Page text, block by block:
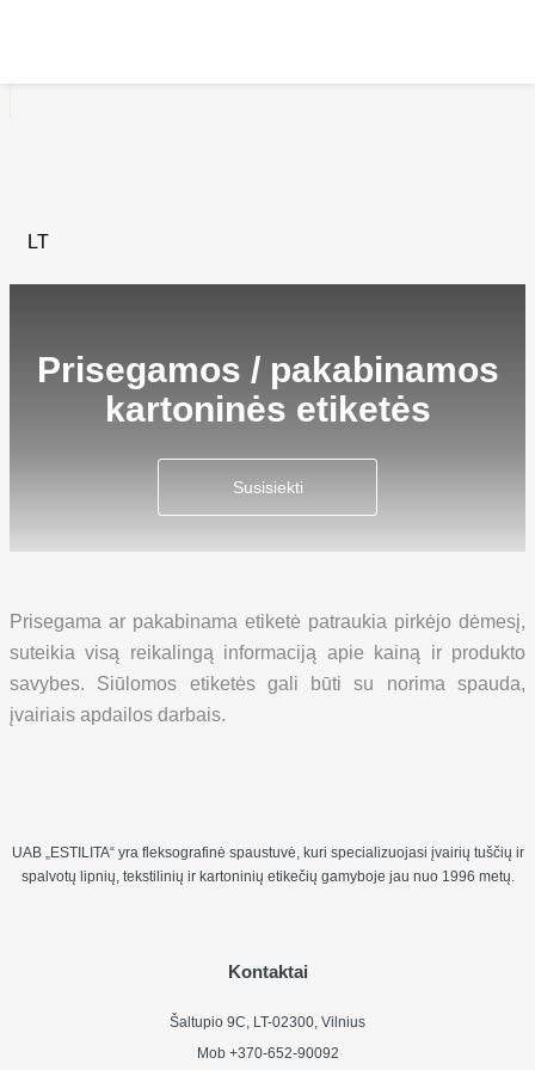
Prisegamos / pakabinamos
kartoninės etiketės
Susisiekti
Prisegama ar pakabinama etiketė patraukia pirkėjo dėmesį,
suteikia visą reikalingą informaciją apie kainą ir produkto
savybes. Siūlomos etiketės gali būti su norima spauda,
įvairiais apdailos darbais.
UAB „ESTILITA“ yra fleksografinė spaustuvė, kuri specializuojasi įvairių tuščių ir
spalvotų lipnių, tekstilinių ir kartoninių etikečių gamyboje jau nuo 1996 metų.
Kontaktai
Šaltupio 9C, LT-02300, Vilnius
Mob +370-652-90092